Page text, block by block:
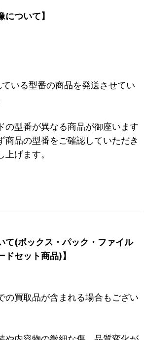
について】
いる型番の商品を発送させてい
の型番が異なる商品が御座います
商品の型番をご確認していただき
上げます。
て(ボックス・パック・ファイル
セット商品)】
の買取品が含まれる場合もござい